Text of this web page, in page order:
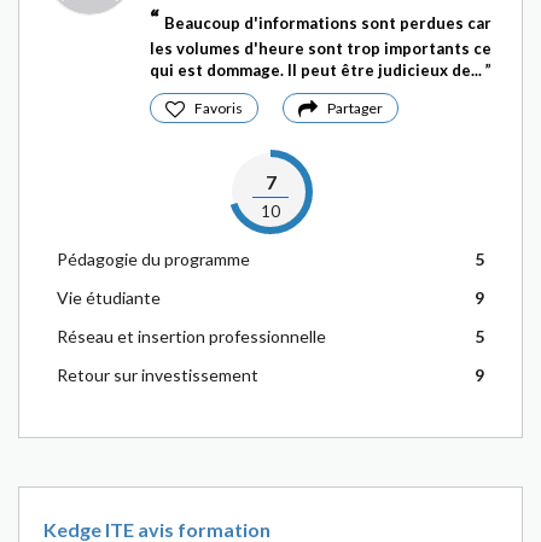
Beaucoup d'informations sont perdues car
les volumes d'heure sont trop importants ce
qui est dommage. Il peut être judicieux de...
Favoris Partager
7
10
Pédagogie du programme
5
Vie étudiante
9
Réseau et insertion professionnelle
5
Retour sur investissement
9
Kedge ITE avis formation